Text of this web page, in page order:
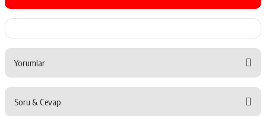
Yorumlar
Soru & Cevap